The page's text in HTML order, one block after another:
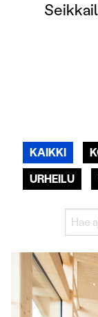
KAIKKI
URHEILU